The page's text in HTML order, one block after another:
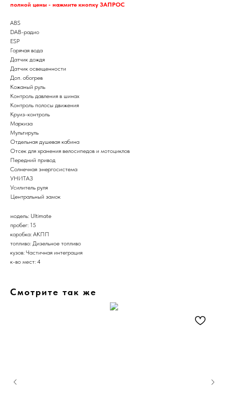
полной цены - нажмите кнопку ЗАПРОС
ABS
DAB-радио
ESP
Горячая вода
Датчик дождя
Датчик освещенности
Доп. обогрев
Кожаный руль
Контроль давления в шинах
Контроль полосы движения
Круиз-контроль
Маркиза
Мультируль
Отдельная душевая кабина
Отсек для хранения велосипедов и мотоциклов
Передний привод
Солнечная энергосистема
УНИТАЗ
Усилитель руля
Центральный замок
модель: Ultimate
пробег: 15
коробка: АКПП
топливо: Дизельное топливо
кузов: Частичная интеграция
к-во мест: 4
Смотрите так же